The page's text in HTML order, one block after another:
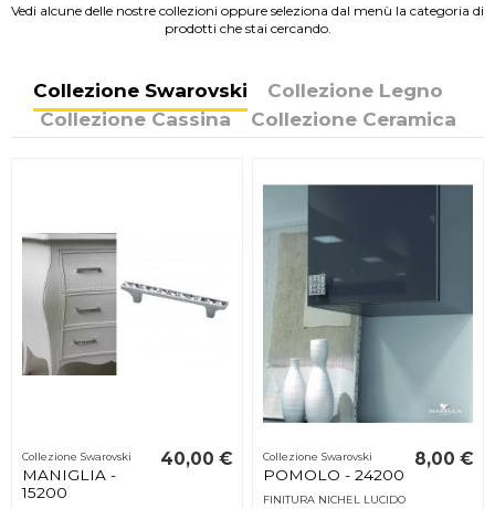
Vedi alcune delle nostre collezioni oppure seleziona dal menù la categoria di
prodotti che stai cercando.
Collezione Swarovski
Collezione Legno
Collezione Cassina
Collezione Ceramica
Collezione Swarovski
MANIGLIA -
15200
40,00 € Collezione Swarovski
POMOLO - 24200
8,00 €
FINITURA NICHEL LUCIDO